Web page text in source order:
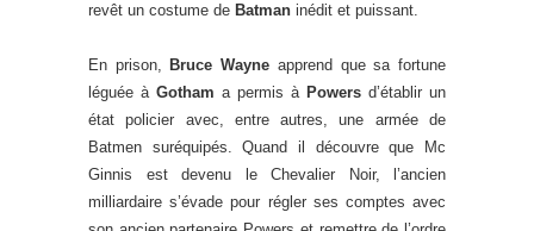
revêt un costume de Batman inédit et puissant.
En prison, Bruce Wayne apprend que sa fortune
léguée à Gotham a permis à Powers d’établir un
état policier avec, entre autres, une armée de
Batmen suréquipés. Quand il découvre que Mc
Ginnis est devenu le Chevalier Noir, l’ancien
milliardaire s’évade pour régler ses comptes avec